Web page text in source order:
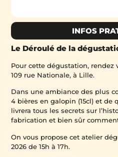
INFOS
Le Déroulé de la
Pour cette dégustation, rendez
109 rue Nationale, à Lille.
Dans une ambiance des plus
4 bières en galopin (15cl) et de
livrera tous les secrets sur
fabrication et bien sûr
On vous propose cet atelier
2026 de 15h à 17h.